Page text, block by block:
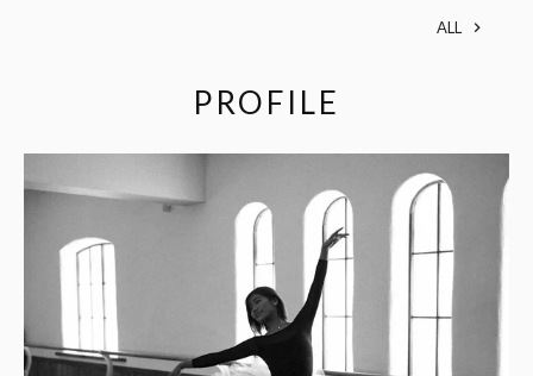
ALL
PROFILE